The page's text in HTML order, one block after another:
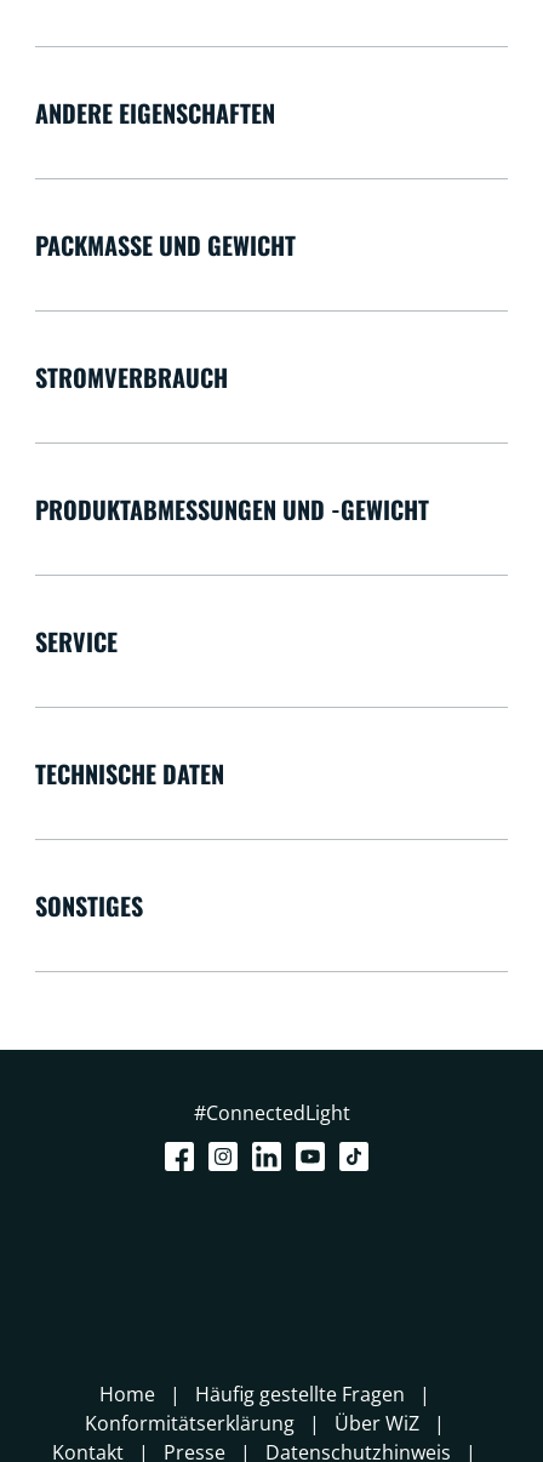
ANDERE EIGENSCHAFTEN
PACKMASSE UND GEWICHT
STROMVERBRAUCH
PRODUKTABMESSUNGEN UND -GEWICHT
SERVICE
TECHNISCHE DATEN
SONSTIGES
#ConnectedLight
Home
Häufig gestellte Fragen
Konformitätserklärung
Über WiZ
Kontakt
Presse Datenschutzhinweis